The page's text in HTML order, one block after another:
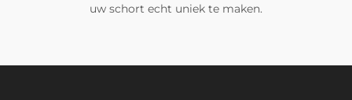
uw schort echt uniek te maken.